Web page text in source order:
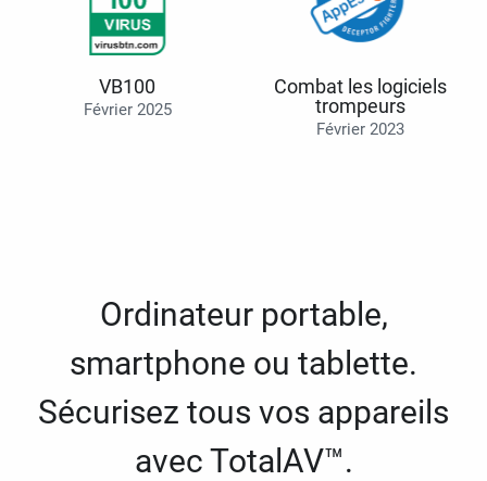
VB100
Février 2025
Combat les logiciels
trompeurs
Février 2023
Ordinateur portable,
smartphone ou tablette.
Sécurisez tous vos appareils
avec TotalAV™.